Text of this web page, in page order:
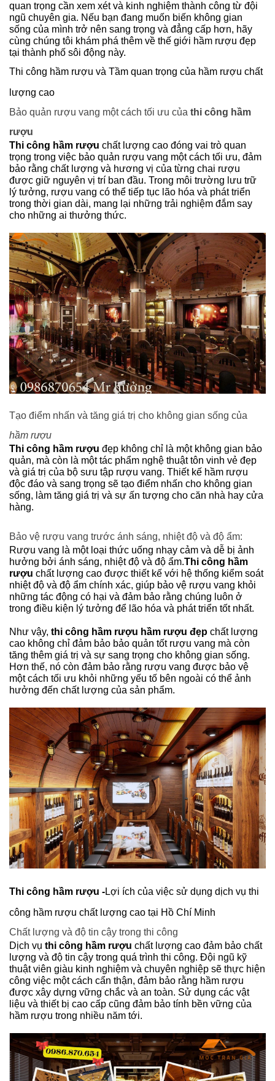
quan trọng cần xem xét và kinh nghiệm thành công từ đội
ngũ chuyên gia. Nếu bạn đang muốn biến không gian
sống của mình trở nên sang trọng và đẳng cấp hơn, hãy
cùng chúng tôi khám phá thêm về thế giới hầm rượu đẹp
tại thành phố sôi động này.
Thi công hầm rượu và Tầm quan trọng của hầm rượu chất
lượng cao
Bảo quản rượu vang một cách tối ưu của thi công hầm
rượu
Thi công hầm rượu chất lượng cao đóng vai trò quan
trọng trong việc bảo quản rượu vang một cách tối ưu, đảm
bảo rằng chất lượng và hương vị của từng chai rượu
được giữ nguyên vị trí ban đầu. Trong môi trường lưu trữ
lý tưởng, rượu vang có thể tiếp tục lão hóa và phát triển
trong thời gian dài, mang lại những trải nghiệm đắm say
cho những ai thưởng thức.
Tạo điểm nhấn và tăng giá trị cho không gian sống của
hầm rượu
Thi công hầm rượu đẹp không chỉ là một không gian bảo
quản, mà còn là một tác phẩm nghệ thuật tôn vinh vẻ đẹp
và giá trị của bộ sưu tập rượu vang. Thiết kế hầm rượu
độc đáo và sang trọng sẽ tạo điểm nhấn cho không gian
sống, làm tăng giá trị và sự ấn tượng cho căn nhà hay cửa
hàng.
Bảo vệ rượu vang trước ánh sáng, nhiệt độ và độ ẩm:
Rượu vang là một loại thức uống nhạy cảm và dễ bị ảnh
hưởng bởi ánh sáng, nhiệt độ và độ ẩm.Thi công hầm
rượu chất lượng cao được thiết kế với hệ thống kiểm soát
nhiệt độ và độ ẩm chính xác, giúp bảo vệ rượu vang khỏi
những tác động có hại và đảm bảo rằng chúng luôn ở
trong điều kiện lý tưởng để lão hóa và phát triển tốt nhất.
Như vậy, thi công hầm rượu hầm rượu đẹp chất lượng
cao không chỉ đảm bảo bảo quản tốt rượu vang mà còn
tăng thêm giá trị và sự sang trọng cho không gian sống.
Hơn thế, nó còn đảm bảo rằng rượu vang được bảo vệ
một cách tối ưu khỏi những yếu tố bên ngoài có thể ảnh
hưởng đến chất lượng của sản phẩm.
Thi công hầm rượu -Lợi ích của việc sử dụng dịch vụ thi
công hầm rượu chất lượng cao tại Hồ Chí Minh
Chất lượng và độ tin cậy trong thi công
Dịch vụ thi công hầm rượu chất lượng cao đảm bảo chất
lượng và độ tin cậy trong quá trình thi công. Đội ngũ kỹ
thuật viên giàu kinh nghiệm và chuyên nghiệp sẽ thực hiện
công việc một cách cẩn thận, đảm bảo rằng hầm rượu
được xây dựng vững chắc và an toàn. Sử dụng các vật
liệu và thiết bị cao cấp cũng đảm bảo tính bền vững của
hầm rượu trong nhiều năm tới.